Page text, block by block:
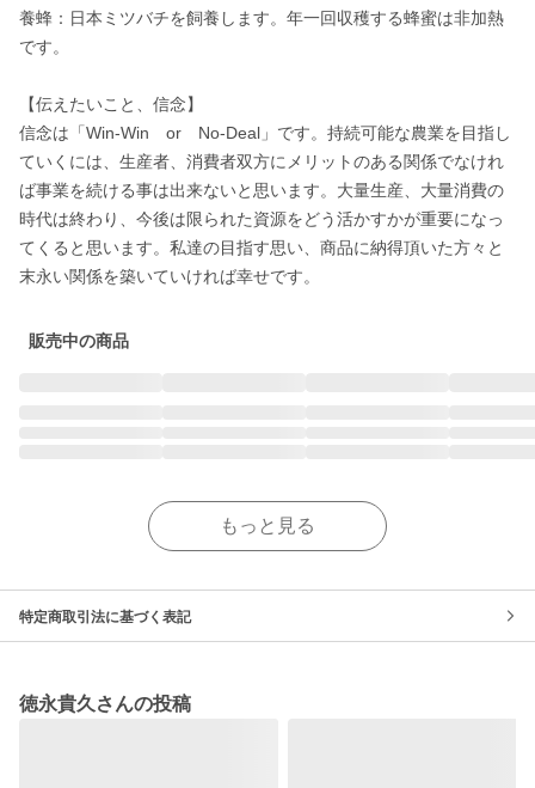
養蜂：日本ミツバチを飼養します。年一回収穫する蜂蜜は非加熱
です。
【伝えたいこと、信念】
信念は「Win-Win　or　No-Deal」です。持続可能な農業を目指し
ていくには、生産者、消費者双方にメリットのある関係でなけれ
ば事業を続ける事は出来ないと思います。大量生産、大量消費の
時代は終わり、今後は限られた資源をどう活かすかが重要になっ
てくると思います。私達の目指す思い、商品に納得頂いた方々と
末永い関係を築いていければ幸せです。
販売中の商品
もっと見る
特定商取引法に基づく表記
徳永貴久さんの投稿